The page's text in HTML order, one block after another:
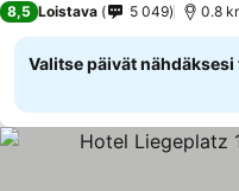
8,5 Loistava 5 049 0.8
Valitse päivät